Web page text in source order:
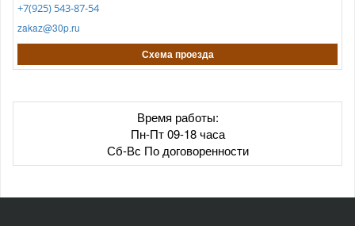
+7(925) 543-87-54
zakaz@30p.ru
Схема проезда
Время работы:
Пн-Пт 09-18 часа
Сб-Вс По договоренности